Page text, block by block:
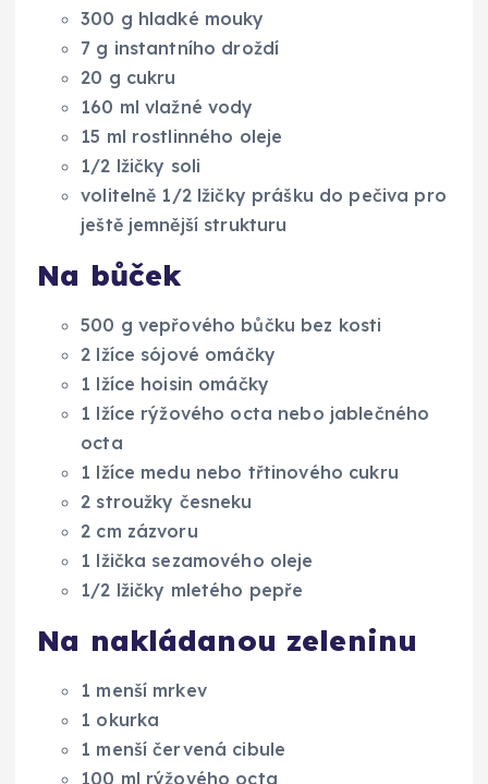
300 g hladké mouky
7 g instantního droždí
20 g cukru
160 ml vlažné vody
15 ml rostlinného oleje
1/2 lžičky soli
volitelně 1/2 lžičky prášku do pečiva pro
ještě jemnější strukturu
Na bůček
500 g vepřového bůčku bez kosti
2 lžíce sójové omáčky
1 lžíce hoisin omáčky
1 lžíce rýžového octa nebo jablečného
octa
1 lžíce medu nebo třtinového cukru
2 stroužky česneku
2 cm zázvoru
1 lžička sezamového oleje
1/2 lžičky mletého pepře
Na nakládanou zeleninu
1 menší mrkev
1 okurka
1 menší červená cibule
100 ml rýžového octa